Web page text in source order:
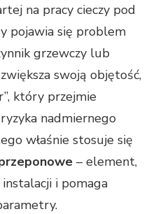
na pracy cieczy pod
pojawia się problem
grzewczy lub
swoją objętość,
który przejmie
nadmiernego
właśnie stosuje się
– element,
i pomaga